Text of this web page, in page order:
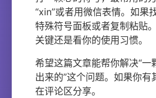
“xin”或者用微信表情。如果
特殊符号面板或者复制粘贴
关键还是看你的使用习惯。
希望这篇文章能帮你解决“一
出来的”这个问题。如果你有
在评论区分享。